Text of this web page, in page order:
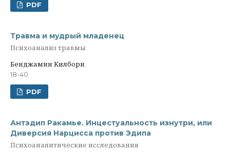
PDF
Травма и мудрый младенец
Психоанализ травмы
Бенджамин Килборн
18-40
PDF
Антэдип Ракамье. Инцестуальность изнутри, или
Диверсия Нарцисса против Эдипа
Психоаналитические исследования